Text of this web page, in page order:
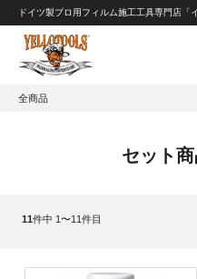
重要なおしらせ
2024年8月1日 価格改定につきまして
ドイツ製プロ用フィルム施工工具専門店「
全商品
セット
11件中 1〜11件目